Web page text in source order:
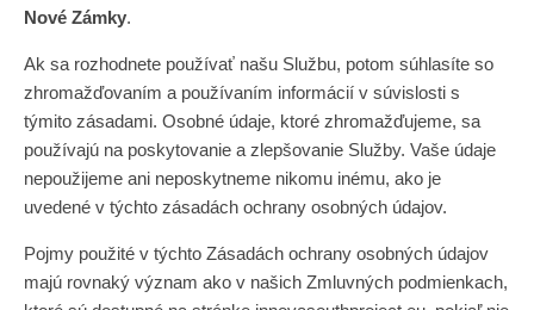
Nové Zámky.
Ak sa rozhodnete používať našu Službu, potom súhlasíte so
zhromažďovaním a používaním informácií v súvislosti s
týmito zásadami. Osobné údaje, ktoré zhromažďujeme, sa
používajú na poskytovanie a zlepšovanie Služby. Vaše údaje
nepoužijeme ani neposkytneme nikomu inému, ako je
uvedené v týchto zásadách ochrany osobných údajov.
Pojmy použité v týchto Zásadách ochrany osobných údajov
majú rovnaký význam ako v našich Zmluvných podmienkach,